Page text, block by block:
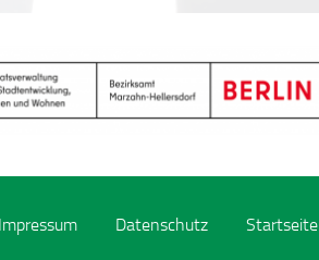
Startseite
Datenschutz
Impressum